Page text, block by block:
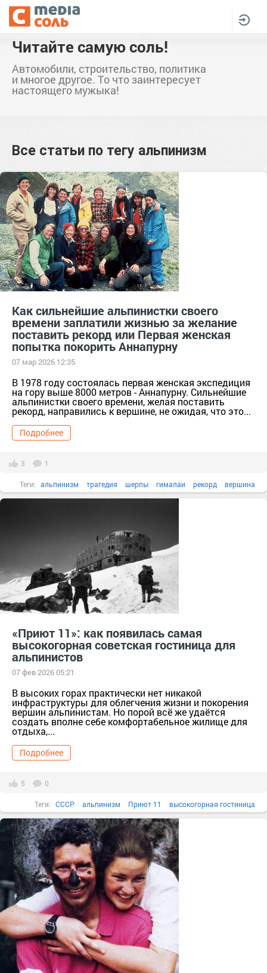
Читайте самую соль!
Автомобили, строительство, политика
и многое другое. То что заинтересует
настоящего мужыка!
Все статьи по тегу альпинизм
Как сильнейшие альпинистки своего
времени заплатили жизнью за желание
поставить рекорд или Первая женская
попытка покорить Аннапурну
07 мар 2026 12:35
В 1978 году состоялась первая женская экспедиция
на гору выше 8000 метров - Аннапурну. Сильнейшие
альпинистки своего времени, желая поставить
рекорд, направились к вершине, не ожидая, что это...
Подробнее
3 1
Теги: альпинизм трагедия шерпы гималаи рекорд вершина
«Приют 11»: как появилась самая
высокогорная советская гостиница для
альпинистов
07 фев 2026 05:21
В высоких горах практически нет никакой
инфраструктуры для облегчения жизни и покорения
вершин альпинистам. Но порой всё же удаётся
создать вполне себе комфортабельное жилище для
отдыха,...
Подробнее
5 0
Теги: СССР альпинизм Приют 11 высокогорная гостиница